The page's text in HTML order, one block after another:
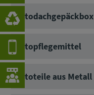
Autodachgepäckbox
Autopflegemittel
Autoteile aus Metall